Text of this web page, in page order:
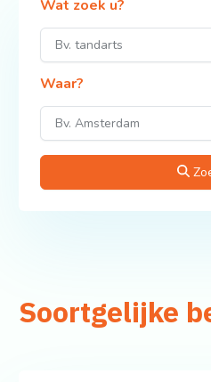
Wat zoek u?
Waar?
Soortgelijke